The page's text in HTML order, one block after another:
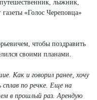
лыжник,
«Голос Череповца»
чтобы поздравить
своими планами.
Как и говорил ранее, хочу
сплав по речке. Еще на
в прошлый раз. Арендую